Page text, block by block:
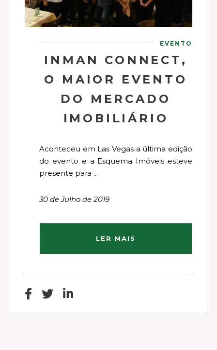
EVENTO
INMAN CONNECT,
O MAIOR EVENTO
DO MERCADO
IMOBILIÁRIO
Aconteceu em Las Vegas a última edição
do evento e a Esquema Imóveis esteve
presente para ...
30 de Julho de 2019
LER MAIS